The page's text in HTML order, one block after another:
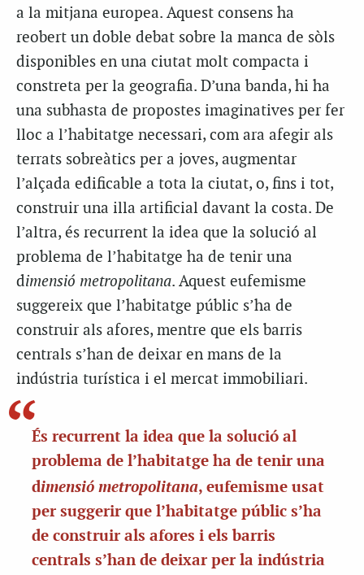
a la mitjana europea. Aquest consens ha
reobert un doble debat sobre la manca de sòls
disponibles en una ciutat molt compacta i
constreta per la geografia. D’una banda, hi ha
una subhasta de propostes imaginatives per fer
lloc a l’habitatge necessari, com ara afegir als
terrats sobreàtics per a joves, augmentar
l’alçada edificable a tota la ciutat, o, fins i tot,
construir una illa artificial davant la costa. De
l’altra, és recurrent la idea que la solució al
problema de l’habitatge ha de tenir una
dimensió metropolitana. Aquest eufemisme
suggereix que l’habitatge públic s’ha de
construir als afores, mentre que els barris
centrals s’han de deixar en mans de la
indústria turística i el mercat immobiliari.
És recurrent la idea que la solució al
problema de l’habitatge ha de tenir una
dimensió metropolitana, eufemisme usat
per suggerir que l’habitatge públic s’ha
de construir als afores i els barris
centrals s’han de deixar per la indústria